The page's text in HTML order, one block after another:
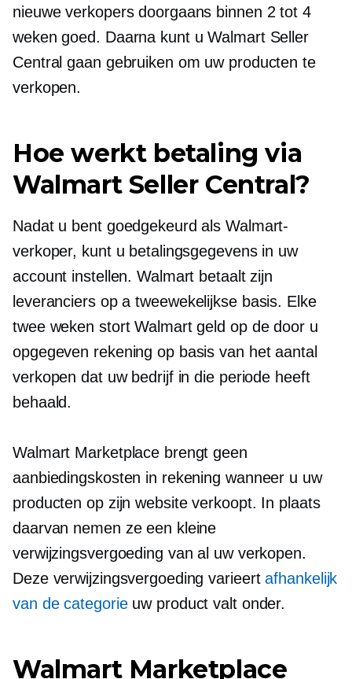
nieuwe verkopers doorgaans binnen 2 tot 4
weken goed. Daarna kunt u Walmart Seller
Central gaan gebruiken om uw producten te
verkopen.
Hoe werkt betaling via
Walmart Seller Central?
Nadat u bent goedgekeurd als Walmart-
verkoper, kunt u betalingsgegevens in uw
account instellen. Walmart betaalt zijn
leveranciers op atweewekelijksebasis. Elke
twee weken stort Walmart geld op de door u
opgegeven rekening op basis van het aantal
verkopen dat uw bedrijf in die periode heeft
behaald.
Walmart Marketplace brengt geen
aanbiedingskosten in rekening wanneer u uw
producten op zijn website verkoopt. In plaats
daarvan nemen ze een kleine
verwijzingsvergoeding van al uw verkopen.
Deze verwijzingsvergoeding varieertafhankelijk
van de categorieuw product valt onder.
Walmart Marketplace